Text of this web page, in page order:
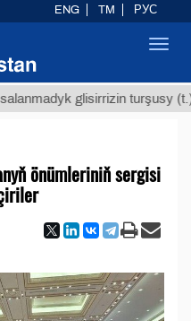
glisirrizin turşusy (t.)
önümleriniň sergisi
ENG TM РУС